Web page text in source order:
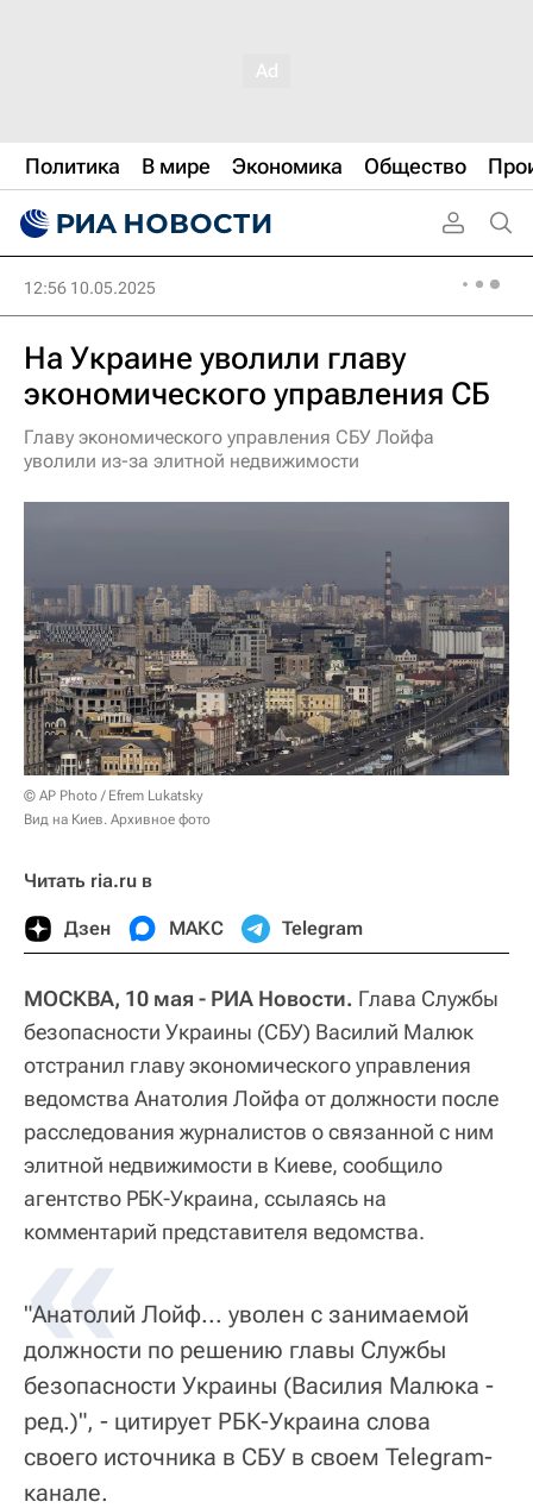
Политика В мире Экономика Общество
12:56 10.05.2025
На Украине уволили главу
экономического управления СБ
Главу экономического управления СБУ Лойфа
уволили из-за элитной недвижимости
© AP Photo / Efrem Lukatsky
Вид на Киев. Архивное фото
Читать ria.ru в
Дзен МАКС Telegram
МОСКВА, 10 мая - РИА Новости. Глава Службы
безопасности Украины (СБУ) Василий Малюк
отстранил главу экономического управления
ведомства Анатолия Лойфа от должности после
расследования журналистов о связанной с ним
элитной недвижимости в Киеве, сообщило
агентство РБК-Украина, ссылаясь на
комментарий представителя ведомства.
«
"Анатолий Лойф... уволен с занимаемой
должности по решению главы Службы
безопасности Украины (Василия Малюка -
ред.)", - цитирует РБК-Украина слова
своего источника в СБУ в своем Telegram-
канале.